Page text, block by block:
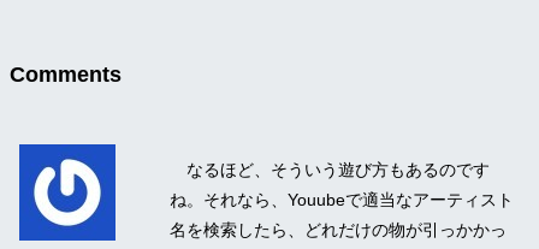
Comments
なるほど、そういう遊び方もあるのです
ね。それなら、Youubeで適当なアーティスト
名を検索したら、どれだけの物が引っかかっ